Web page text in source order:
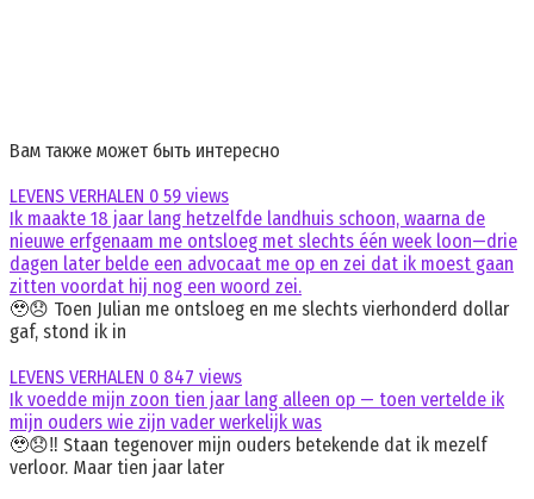
Вам также может быть интересно
LEVENS VERHALEN 0 59 views
Ik maakte 18 jaar lang hetzelfde landhuis schoon, waarna de
nieuwe erfgenaam me ontsloeg met slechts één week loon—drie
dagen later belde een advocaat me op en zei dat ik moest gaan
zitten voordat hij nog een woord zei.
🥹😞 Toen Julian me ontsloeg en me slechts vierhonderd dollar
gaf, stond ik in
LEVENS VERHALEN 0 847 views
Ik voedde mijn zoon tien jaar lang alleen op — toen vertelde ik
mijn ouders wie zijn vader werkelijk was
🥹😞‼️ Staan tegenover mijn ouders betekende dat ik mezelf
verloor. Maar tien jaar later